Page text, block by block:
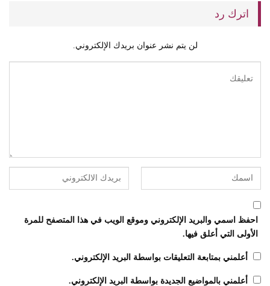
اترك رد
لن يتم نشر عنوان بريدك الإلكتروني.
احفظ اسمي والبريد الإلكتروني وموقع الويب في هذا المتصفح للمرة
الأولى التي أعلق فيها.
أعلمني بمتابعة التعليقات بواسطة البريد الإلكتروني.
أعلمني بالمواضيع الجديدة بواسطة البريد الإلكتروني.